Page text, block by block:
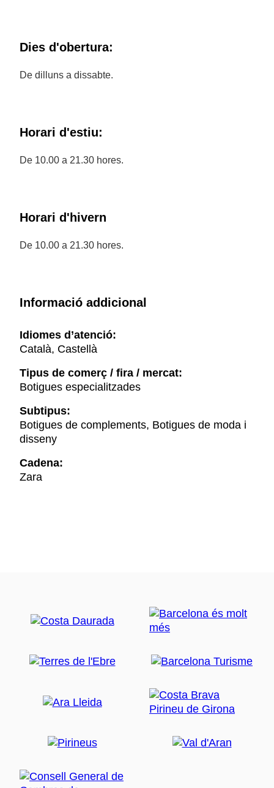
Dies d'obertura:
De dilluns a dissabte.
Horari d'estiu:
De 10.00 a 21.30 hores.
Horari d'hivern
De 10.00 a 21.30 hores.
Informació addicional
Idiomes d’atenció:
Català, Castellà
Tipus de comerç / fira / mercat:
Botigues especialitzades
Subtipus:
Botigues de complements, Botigues de moda i
disseny
Cadena:
Zara